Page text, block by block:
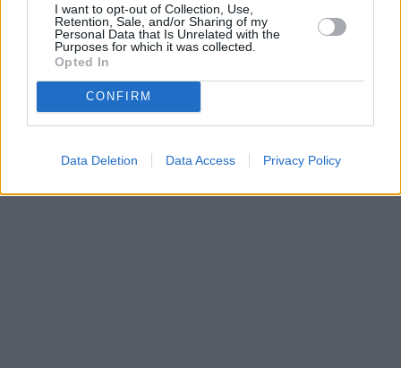
I want to opt-out of Collection, Use,
Retention, Sale, and/or Sharing of my
Personal Data that Is Unrelated with the
Purposes for which it was collected.
Opted In
CONFIRM
Data Deletion Data Access Privacy Policy
Ostra niewydolność serca może rozwinąć się również
w przebiegu innych chorób kardiologicznych (np.
choroby niedokrwiennej czy nadciśnienia tętniczego)
czy endokrynologicznych (np. nadczynność
tarczycy).
REKLAMA